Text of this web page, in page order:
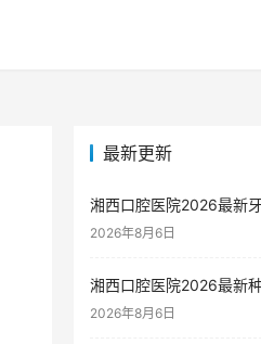
最新更新
湘西口腔医院2026最新
2026年8月6日
湘西口腔医院2026最新
2026年8月6日